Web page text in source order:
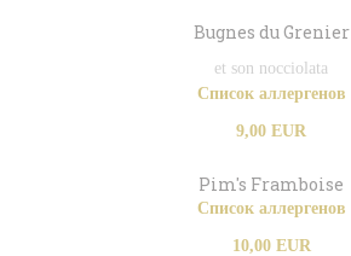
Bugnes du Grenier
et son nocciolata
Список аллергенов
9,00 EUR
Pim's Framboise
Список аллергенов
10,00 EUR